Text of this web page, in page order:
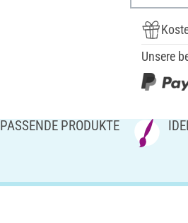
Unsere
PASSENDE PRODUKTE